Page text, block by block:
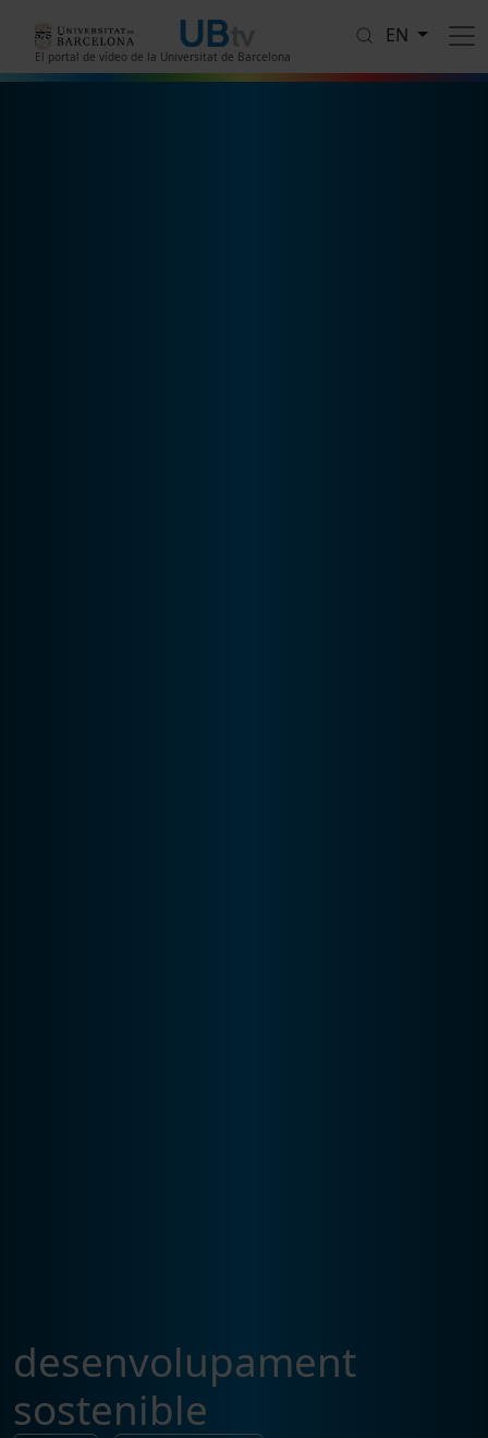
El portal de vídeo de la Universitat de Barcelona
EN
desenvolupament
sostenible